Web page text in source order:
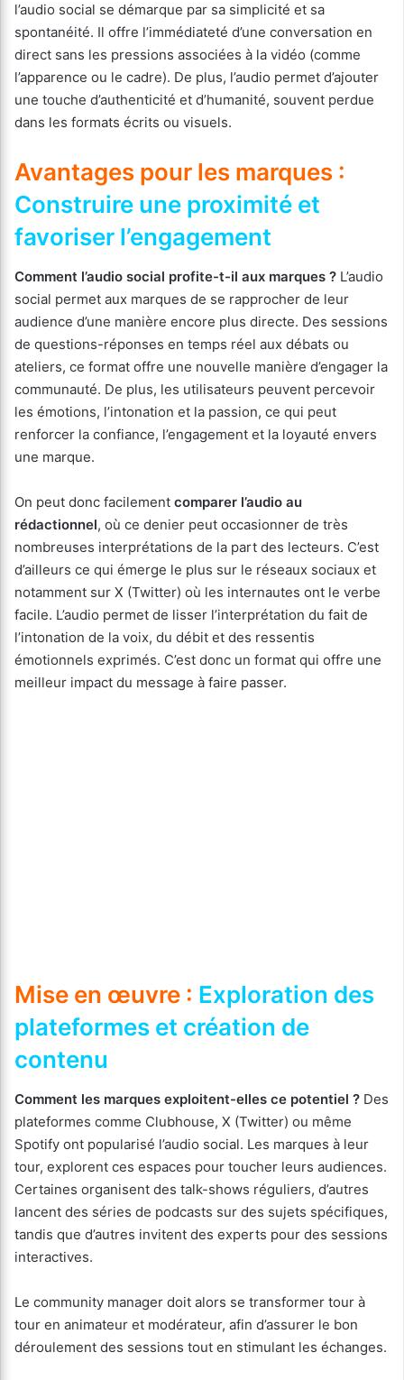
l’audio social se démarque par sa simplicité et sa
spontanéité. Il offre l’immédiateté d’une conversation en
direct sans les pressions associées à la vidéo (comme
l’apparence ou le cadre). De plus, l’audio permet d’ajouter
une touche d’authenticité et d’humanité, souvent perdue
dans les formats écrits ou visuels.
Avantages pour les marques :
Construire une proximité et
favoriser l’engagement
Comment l’audio social profite-t-il aux marques ? L’audio
social permet aux marques de se rapprocher de leur
audience d’une manière encore plus directe. Des sessions
de questions-réponses en temps réel aux débats ou
ateliers, ce format offre une nouvelle manière d’engager la
communauté. De plus, les utilisateurs peuvent percevoir
les émotions, l’intonation et la passion, ce qui peut
renforcer la confiance, l’engagement et la loyauté envers
une marque.
On peut donc facilement comparer l’audio au
rédactionnel, où ce denier peut occasionner de très
nombreuses interprétations de la part des lecteurs. C’est
d’ailleurs ce qui émerge le plus sur le réseaux sociaux et
notamment sur X (Twitter) où les internautes ont le verbe
facile. L’audio permet de lisser l’interprétation du fait de
l’intonation de la voix, du débit et des ressentis
émotionnels exprimés. C’est donc un format qui offre une
meilleur impact du message à faire passer.
Mise en œuvre : Exploration des
plateformes et création de
contenu
Comment les marques exploitent-elles ce potentiel ? Des
plateformes comme Clubhouse, X (Twitter) ou même
Spotify ont popularisé l’audio social. Les marques à leur
tour, explorent ces espaces pour toucher leurs audiences.
Certaines organisent des talk-shows réguliers, d’autres
lancent des séries de podcasts sur des sujets spécifiques,
tandis que d’autres invitent des experts pour des sessions
interactives.
Le community manager doit alors se transformer tour à
tour en animateur et modérateur, afin d’assurer le bon
déroulement des sessions tout en stimulant les échanges.